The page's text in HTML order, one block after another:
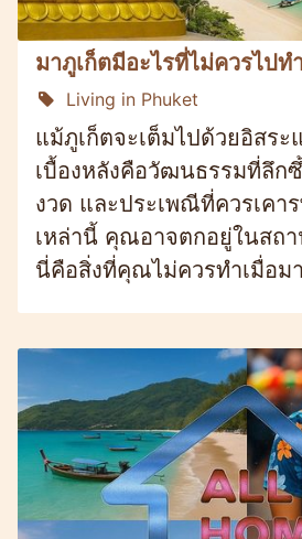
มาภูเก็ตมีอะไรที่ไม่ควรไปท
Living in Phuket
แม้ภูเก็ตจะเต็มไปด้วยอิสร
เบื้องหลังคือวัฒนธรรมที่ลึก
งวด และประเพณีที่ควรเคา
เหล่านี้ คุณอาจตกอยู่ในสถ
นี่คือสิ่งที่คุณไม่ควรทำเมื่อม